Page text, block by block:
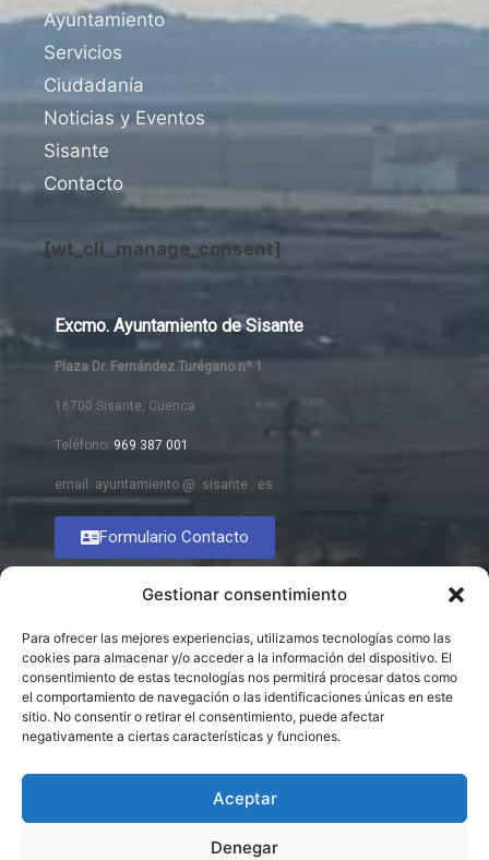
Gestionar consentimiento
Para ofrecer las mejores experiencias, utilizamos tecnologías como las
cookies para almacenar y/o acceder a la información del dispositivo. El
consentimiento de estas tecnologías nos permitirá procesar datos como
el comportamiento de navegación o las identificaciones únicas en este
sitio. No consentir o retirar el consentimiento, puede afectar
negativamente a ciertas características y funciones.
Aceptar
Denegar
Ayuntamiento
Servicios
Ciudadanía
Noticias y Eventos
Sisante
Contacto
[wt_cli_manage_consent]
Excmo. Ayuntamiento de Sisante
Plaza Dr. Fernández Turégano nº 1
16700 Sisante, Cuenca
Teléfono: 969 387 001
email: ayuntamiento @ sisante . es
Formulario Contacto